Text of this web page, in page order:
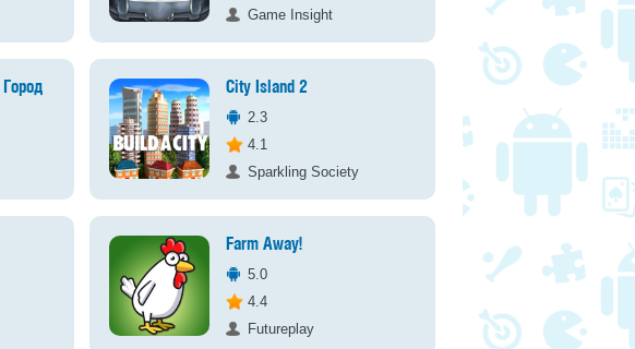
Game Insight
City Island 2
2.3
4.1
Sparkling Society
Farm Away!
5.0
4.4
Futureplay